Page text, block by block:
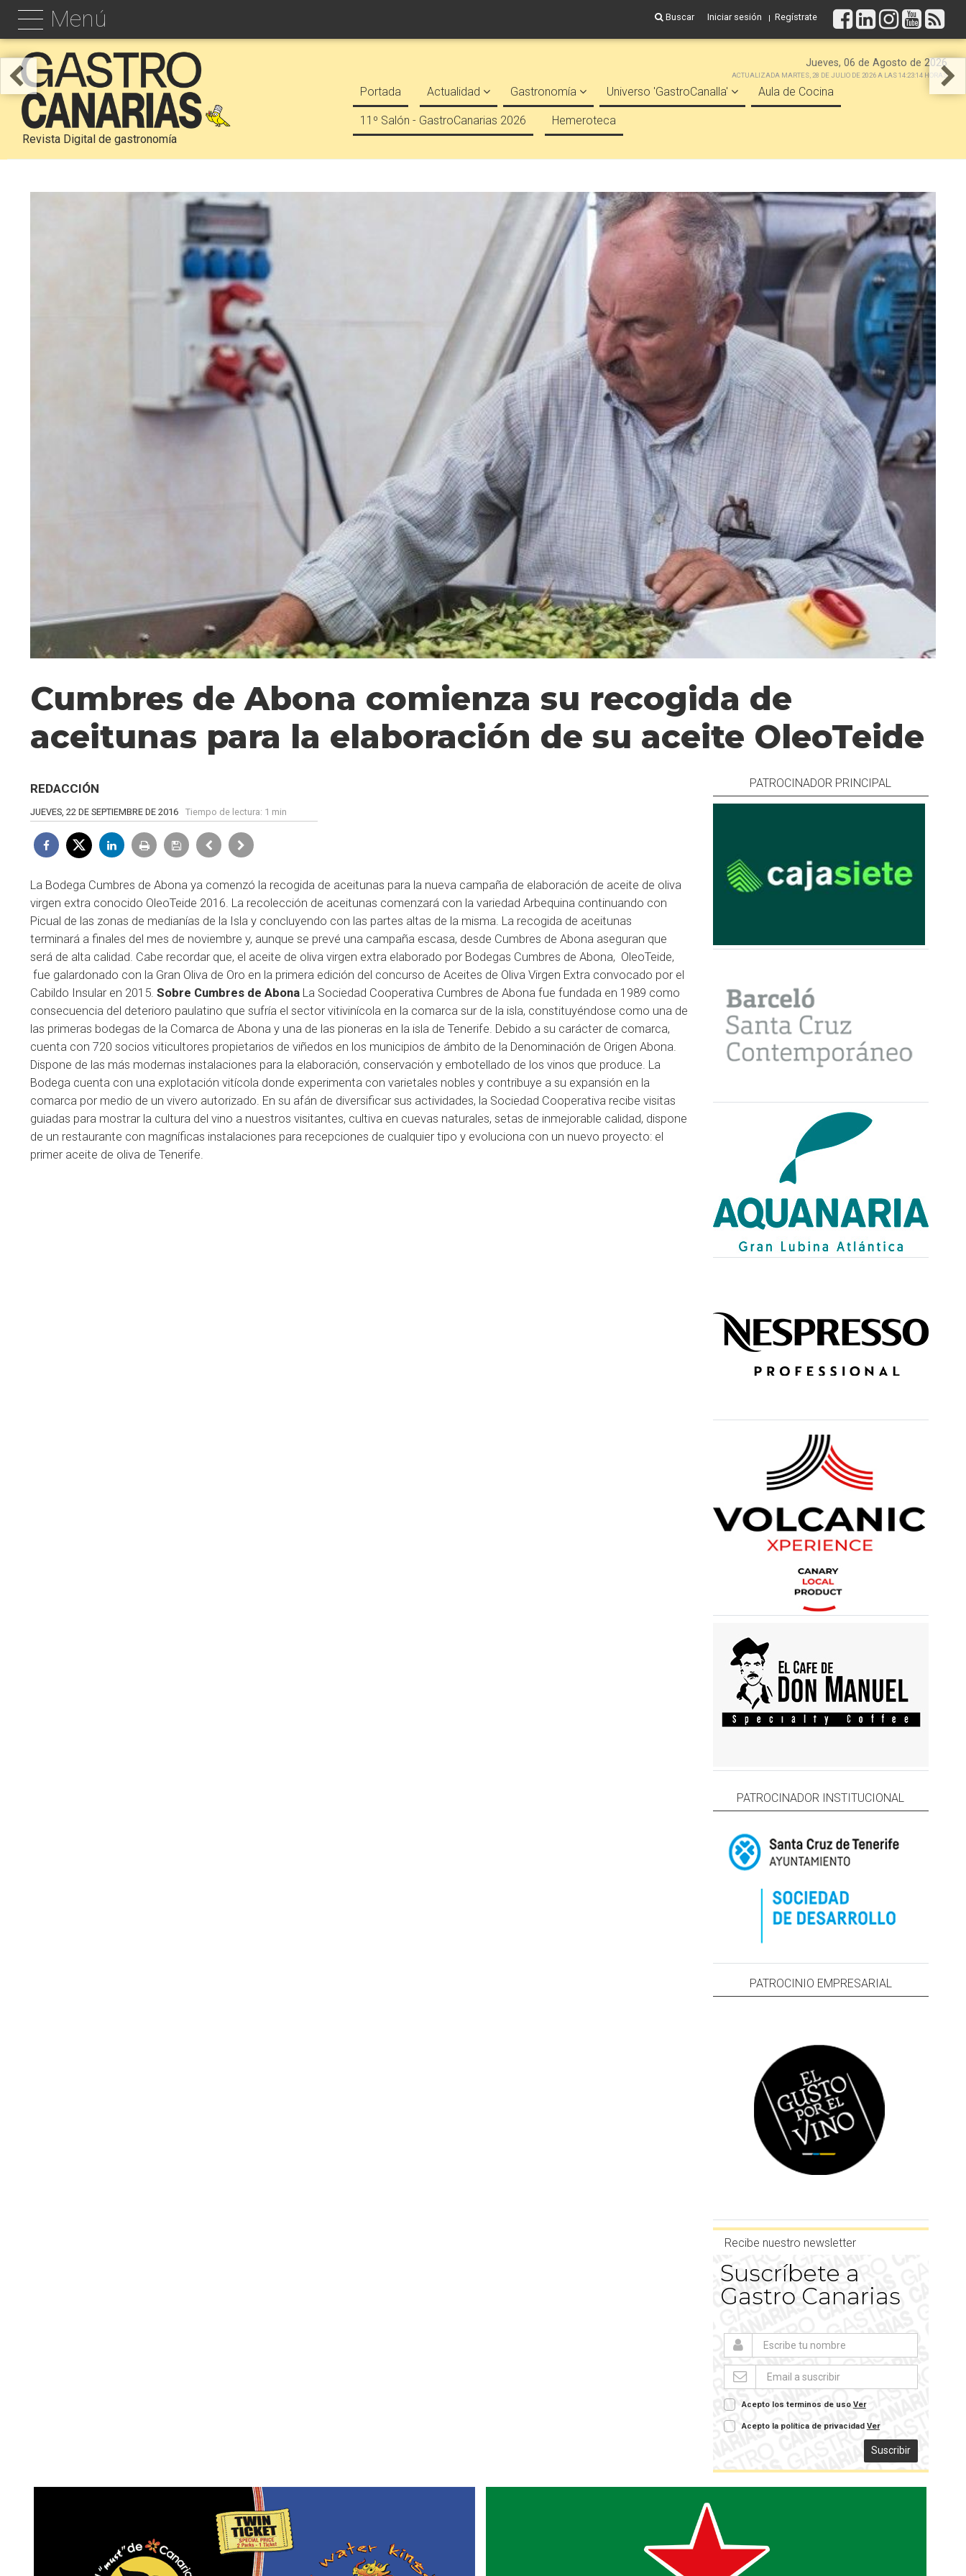
Menú Buscar Iniciar sesión Regístrate
Revista Digital de gastronomía
Jueves, 06 de Agosto de 2026
ACTUALIZADA MARTES, 28 DE JULIO DE 2026 A LAS 14:23:14 HORAS
Portada Actualidad Gastronomía Universo 'GastroCanalla' Aula de Cocina
11º Salón - GastroCanarias 2026 Hemeroteca
Cumbres de Abona comienza su recogida de
aceitunas para la elaboración de su aceite OleoTeide
REDACCIÓN
JUEVES, 22 DE SEPTIEMBRE DE 2016 Tiempo de lectura: 1 min
La Bodega Cumbres de Abona ya comenzó la recogida de aceitunas para la nueva campaña de elaboración de aceite de oliva
virgen extra conocido OleoTeide 2016. La recolección de aceitunas comenzará con la variedad Arbequina continuando con
Picual de las zonas de medianías de la Isla y concluyendo con las partes altas de la misma. La recogida de aceitunas
terminará a finales del mes de noviembre y, aunque se prevé una campaña escasa, desde Cumbres de Abona aseguran que
será de alta calidad. Cabe recordar que, el aceite de oliva virgen extra elaborado por Bodegas Cumbres de Abona, OleoTeide,
fue galardonado con la Gran Oliva de Oro en la primera edición del concurso de Aceites de Oliva Virgen Extra convocado por el
Cabildo Insular en 2015. Sobre Cumbres de Abona La Sociedad Cooperativa Cumbres de Abona fue fundada en 1989 como
consecuencia del deterioro paulatino que sufría el sector vitivinícola en la comarca sur de la isla, constituyéndose como una de
las primeras bodegas de la Comarca de Abona y una de las pioneras en la isla de Tenerife. Debido a su carácter de comarca,
cuenta con 720 socios viticultores propietarios de viñedos en los municipios de ámbito de la Denominación de Origen Abona.
Dispone de las más modernas instalaciones para la elaboración, conservación y embotellado de los vinos que produce. La
Bodega cuenta con una explotación vitícola donde experimenta con varietales nobles y contribuye a su expansión en la
comarca por medio de un vivero autorizado. En su afán de diversificar sus actividades, la Sociedad Cooperativa recibe visitas
guiadas para mostrar la cultura del vino a nuestros visitantes, cultiva en cuevas naturales, setas de inmejorable calidad, dispone
de un restaurante con magníficas instalaciones para recepciones de cualquier tipo y evoluciona con un nuevo proyecto: el
primer aceite de oliva de Tenerife.
PATROCINADOR PRINCIPAL
PATROCINADOR INSTITUCIONAL
PATROCINIO EMPRESARIAL
Recibe nuestro newsletter
Suscríbete a
Gastro Canarias
Acepto los terminos de uso Ver
Acepto la política de privacidad Ver
Suscribir